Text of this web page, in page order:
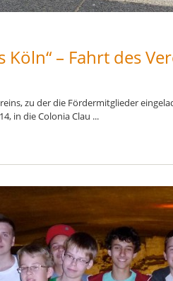
Köln“ – Fahrt des
zu der die Fördermitglieder
in die Colonia Clau ...